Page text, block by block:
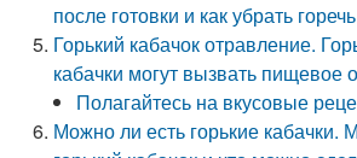
после готовки и как убрать горечь
Горький кабачок отравление.
кабачки могут вызвать пищевое
Полагайтесь на вкусовые
Можно ли есть горькие кабачки.